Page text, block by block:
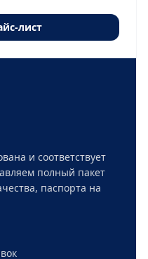
лист
и соответствует
полный пакет
паспорта на